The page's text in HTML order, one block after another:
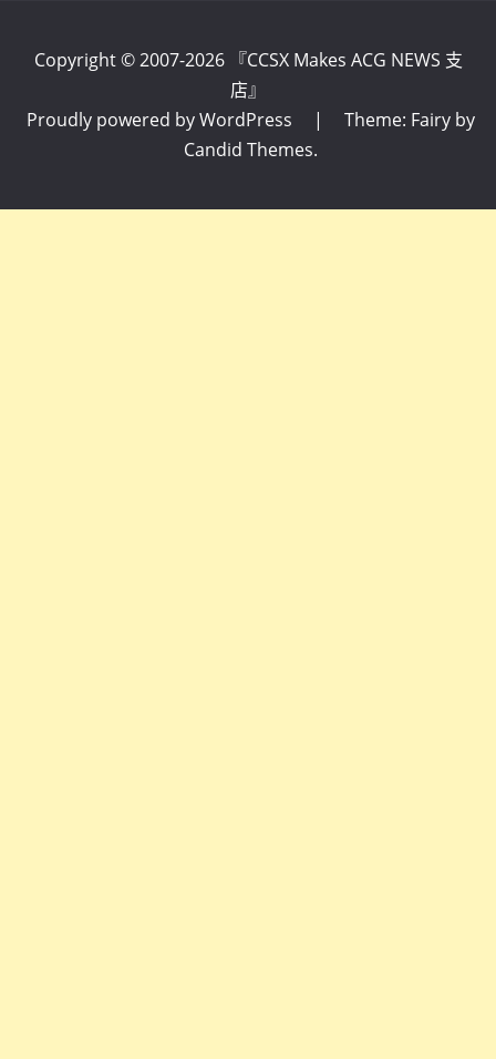
Copyright © 2007-2026 『CCSX Makes ACG NEWS 支
店』
Proudly powered by WordPress
|
Theme: Fairy by
Candid Themes.